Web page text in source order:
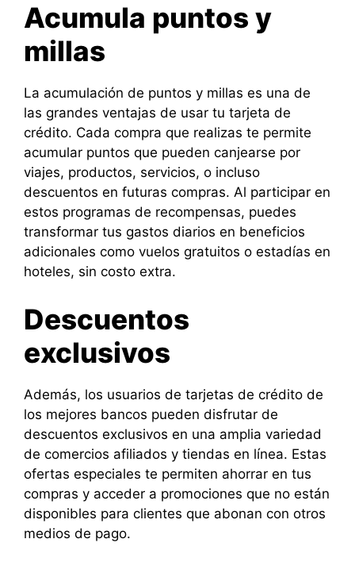
Acumula puntos y
millas
La acumulación de puntos y millas es una de
las grandes ventajas de usar tu tarjeta de
crédito. Cada compra que realizas te permite
acumular puntos que pueden canjearse por
viajes, productos, servicios, o incluso
descuentos en futuras compras. Al participar en
estos programas de recompensas, puedes
transformar tus gastos diarios en beneficios
adicionales como vuelos gratuitos o estadías en
hoteles, sin costo extra.
Descuentos
exclusivos
Además, los usuarios de tarjetas de crédito de
los mejores bancos pueden disfrutar de
descuentos exclusivos en una amplia variedad
de comercios afiliados y tiendas en línea. Estas
ofertas especiales te permiten ahorrar en tus
compras y acceder a promociones que no están
disponibles para clientes que abonan con otros
medios de pago.